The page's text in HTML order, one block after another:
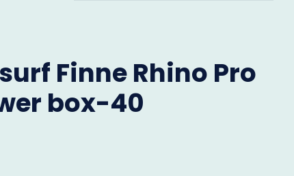
Finne Rhino Pro
box-40